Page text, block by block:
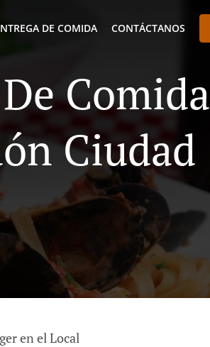
DE COMIDA CONTÁCTANOS
Comida
Ciudad
en el Local